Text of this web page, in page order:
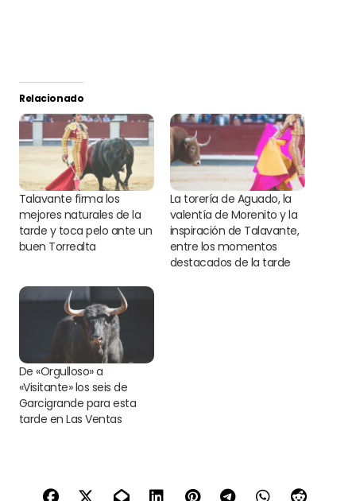
Relacionado
Talavante firma los
mejores naturales de la
tarde y toca pelo ante un
buen Torrealta
La torería de Aguado, la
valentía de Morenito y la
inspiración de Talavante,
entre los momentos
destacados de la tarde
De «Orgulloso» a
«Visitante» los seis de
Garcigrande para esta
tarde en Las Ventas